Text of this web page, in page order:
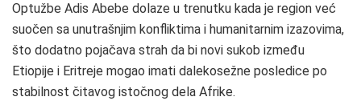
Optužbe Adis Abebe dolaze u trenutku kada je region već
suočen sa unutrašnjim konfliktima i humanitarnim izazovima,
što dodatno pojačava strah da bi novi sukob između
Etiopije i Eritreje mogao imati dalekosežne posledice po
stabilnost čitavog istočnog dela Afrike.